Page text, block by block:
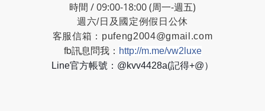
時間 / 09:00-18:00 (周一-週五)
週六/日及國定例假日公休
客服信箱： pufeng2004@gmail.com
fb訊息問我： http://m.me/vw2luxe
Line官方帳號：@kvv4428a(記得+@）